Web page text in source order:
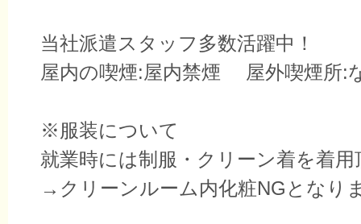
当社派遣スタッフ多数活躍中！
屋内の喫煙:屋内禁煙 屋外喫煙所:
※服装について
就業時には制服・クリーン着を着
→クリーンルーム内化粧NGとなり